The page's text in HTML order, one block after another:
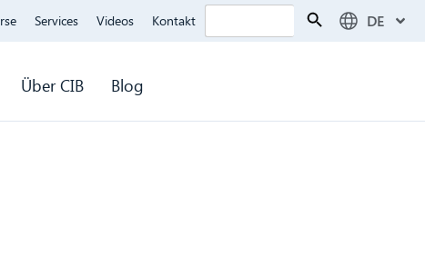
Services Videos Kontakt Search DE
Über CIB Blog